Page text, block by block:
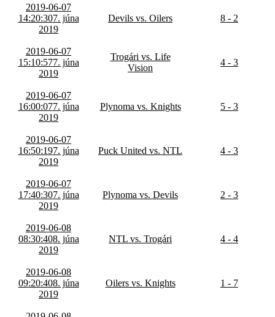
2019-06-07
14:20:307. júna
2019
Devils vs. Oilers 8 - 2
2019-06-07
15:10:577. júna
2019
Trogári vs. Life
Vision
4 - 3
2019-06-07
16:00:077. júna
2019
Plynoma vs. Knights 5 - 3
2019-06-07
16:50:197. júna
2019
Puck United vs. NTL 4 - 3
2019-06-07
17:40:307. júna
2019
Plynoma vs. Devils 2 - 3
2019-06-08
08:30:408. júna
2019
NTL vs. Trogári 4 - 4
2019-06-08
09:20:408. júna
2019
Oilers vs. Knights 1 - 7